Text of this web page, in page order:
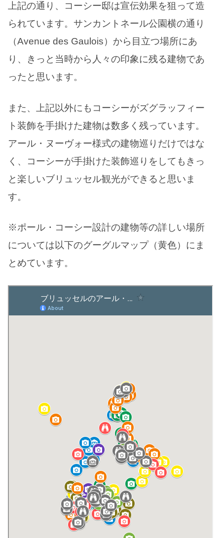
上記の通り、コーシー邸は宣伝効果を狙って造
られています。サンカントネール公園横の通り
（Avenue des Gaulois）から目立つ場所にあ
り、きっと当時から人々の印象に残る建物であ
ったと思います。
また、上記以外にもコーシーがズグラッフィー
ト装飾を手掛けた建物は数多く残っています。
アール・ヌーヴォー様式の建物巡りだけではな
く、コーシーが手掛けた装飾巡りをしてもきっ
と楽しいブリュッセル観光ができると思いま
す。
※ポール・コーシー設計の建物等の詳しい場所
については以下のグーグルマップ（黄色）にま
とめています。